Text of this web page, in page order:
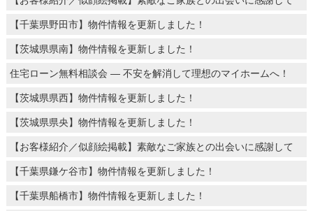
【千葉県野田市】物件情報を更新しました！
【茨城県県南】物件情報を更新しました！
住宅ローン無料相談会 ― 不安を解消して理想のマイホームへ！
【茨城県県西】物件情報を更新しました！
【茨城県県央】物件情報を更新しました！
【お客様紹介／似顔絵掲載】素敵なご家族との出会いに感謝して
【千葉県鎌ケ谷市】物件情報を更新しました！
【千葉県船橋市】物件情報を更新しました！